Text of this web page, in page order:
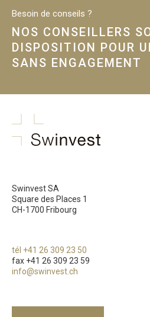
Besoin de conseils ?
NOS CONSEILLERS
DISPOSITION POUR
SANS ENGAGEMENT
Swinvest SA
Square des Places 1
CH-1700 Fribourg
tél +41 26 309 23 50
fax +41 26 309 23 59
info@swinvest.ch